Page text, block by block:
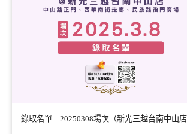
錄取名單｜20250308場次（新光三越台南中山店